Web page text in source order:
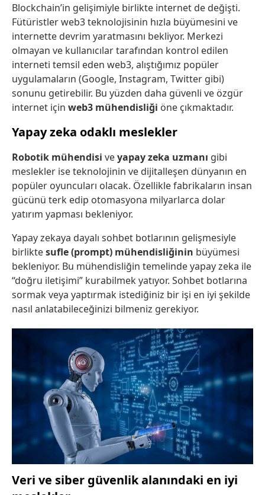
Blockchain’in gelişimiyle birlikte internet de değişti.
Fütüristler web3 teknolojisinin hızla büyümesini ve
internette devrim yaratmasını bekliyor. Merkezi
olmayan ve kullanıcılar tarafından kontrol edilen
interneti temsil eden web3, alıştığımız popüler
uygulamaların (Google, Instagram, Twitter gibi)
sonunu getirebilir. Bu yüzden daha güvenli ve özgür
internet için web3 mühendisliği öne çıkmaktadır.
Yapay zeka odaklı meslekler
Robotik mühendisi veyapay zeka uzmanı gibi
meslekler ise teknolojinin ve dijitalleşen dünyanın en
popüler oyuncuları olacak. Özellikle fabrikaların insan
gücünü terk edip otomasyona milyarlarca dolar
yatırım yapması bekleniyor.
Yapay zekaya dayalı sohbet botlarının gelişmesiyle
birliktesufle (prompt) mühendisliğinin büyümesi
bekleniyor. Bu mühendisliğin temelinde yapay zeka ile
“doğru iletişimi” kurabilmek yatıyor. Sohbet botlarına
sormak veya yaptırmak istediğiniz bir işi en iyi şekilde
nasıl anlatabileceğinizi bilmeniz gerekiyor.
Veri ve siber güvenlik alanındaki en iyi